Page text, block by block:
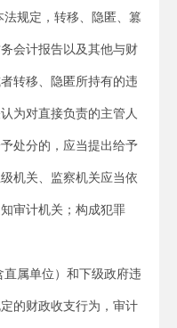
规定，转移、隐匿、篡
会计报告以及其他与财
转移、隐匿所持有的违
为对直接负责的主管人
处分的，应当提出给予
机关、监察机关应当依
审计机关；构成犯罪
直属单位）和下级政府违
的财政收支行为，审计